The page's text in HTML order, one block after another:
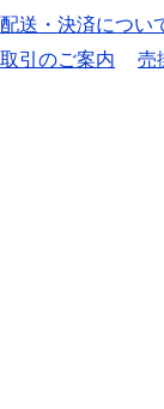
配送・決済につい
引のご案内 売